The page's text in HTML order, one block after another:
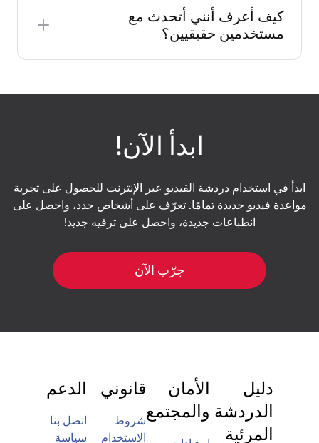
الوصول، ما قد يساعدك على التخطيط للأنشطة أو
الحصول على نصائح مفيدة أو ببساطة تكوين علاقات
جديدة أثناء تنقلك.
كيف أعرف أنني أتحدث مع
مستخدمين حقيقيين؟
الفيديو للتأكد من أنك تتواصل مع شخص حقيقي. وإذا
بدا لك أي شيء مريبًا، فاحظر الحساب وأبلغ عنه ليتم
ابدأ الآن!
ابدأ في استخدام دردشة الفيديو عبر الإنترنت للحصول على تجربة
مواعدة فيديو جديدة تمامًا. تعرّف على أشخاص جدد، واحصل على
انطباعات جديدة، واحصل على ترفيه جديد!
جرّب الآن
دليل
الدردشة
المرئية
الأمان
والمجتمع
قانوني
شروط
الاستخدام
الدعم
اتصل بنا
سياسة